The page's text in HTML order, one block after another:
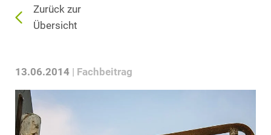
Zurück zur
Übersicht
13.06.2014 Fachbeitrag